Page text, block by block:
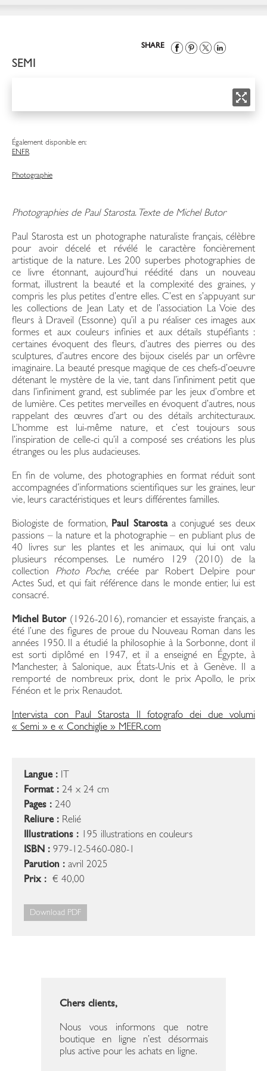
SHARE
SEMI
Également disponible en:
ENFR
Photographie
Photographies de Paul Starosta. Texte de Michel Butor
Paul Starosta est un photographe naturaliste français, célèbre
pour avoir décelé et révélé le caractère foncièrement
artistique de la nature. Les 200 superbes photographies de
ce livre étonnant, aujourd’hui réédité dans un nouveau
format, illustrent la beauté et la complexité des graines, y
compris les plus petites d’entre elles. C’est en s’appuyant sur
les collections de Jean Laty et de l’association La Voie des
fleurs à Draveil (Essonne) qu’il a pu réaliser ces images aux
formes et aux couleurs infinies et aux détails stupéfiants :
certaines évoquent des fleurs, d’autres des pierres ou des
sculptures, d’autres encore des bijoux ciselés par un orfèvre
imaginaire. La beauté presque magique de ces chefs-d’oeuvre
détenant le mystère de la vie, tant dans l’infiniment petit que
dans l’infiniment grand, est sublimée par les jeux d’ombre et
de lumière. Ces petites merveilles en évoquent d’autres, nous
rappelant des œuvres d’art ou des détails architecturaux.
L’homme est lui-même nature, et c’est toujours sous
l’inspiration de celle-ci qu’il a composé ses créations les plus
étranges ou les plus audacieuses.
En fin de volume, des photographies en format réduit sont
accompagnées d’informations scientifiques sur les graines, leur
vie, leurs caractéristiques et leurs différentes familles.
Biologiste de formation, Paul Starostaa conjugué ses deux
passions – la nature et la photographie – en publiant plus de
40 livres sur les plantes et les animaux, qui lui ont valu
plusieurs récompenses. Le numéro 129 (2010) de la
collection Photo Poche, créée par Robert Delpire pour
Actes Sud, et qui fait référence dans le monde entier, lui est
consacré.
Michel Butor(1926-2016), romancier et essayiste français, a
été l’une des figures de proue du Nouveau Roman dans les
années 1950. Il a étudié la philosophie à la Sorbonne, dont il
est sorti diplômé en 1947, et il a enseigné en Égypte, à
Manchester, à Salonique, aux États-Unis et à Genève. Il a
remporté de nombreux prix, dont le prix Apollo, le prix
Fénéon et le prix Renaudot.
Intervista con Paul Starosta Il fotografo dei due volumi
« Semi » e « Conchiglie » MEER.com
Langue : IT
Format : 24 x 24 cm
Pages : 240
Reliure : Relié
Illustrations : 195 illustrations en couleurs
ISBN : 979-12-5460-080-1
Parution : avril 2025
Prix : € 40,00
Download PDF
Chers clients,
Nous vous informons que notre
boutique en ligne n’est désormais
plus active pour les achats en ligne.